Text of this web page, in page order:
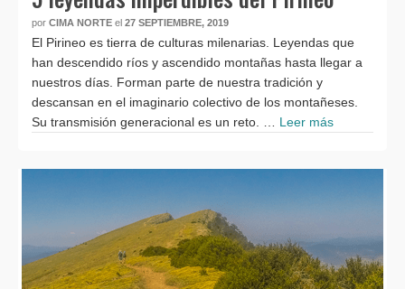
por CIMA NORTE el 27 SEPTIEMBRE, 2019
El Pirineo es tierra de culturas milenarias. Leyendas que
han descendido ríos y ascendido montañas hasta llegar a
nuestros días. Forman parte de nuestra tradición y
descansan en el imaginario colectivo de los montañeses.
Su transmisión generacional es un reto. … Leer más